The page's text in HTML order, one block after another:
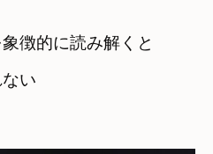
徴的に読み解くと
い